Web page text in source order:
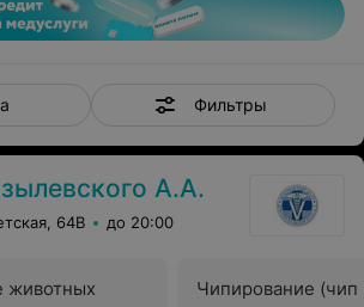
Фильтры
А.А.
64В до 20:00
животных
Чипирование (чип